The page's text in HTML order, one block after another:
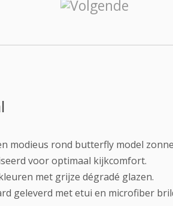
modieus rond butterfly model
voor optimaal kijkcomfort.
met grijze dégradé glazen.
geleverd met etui en microfiber